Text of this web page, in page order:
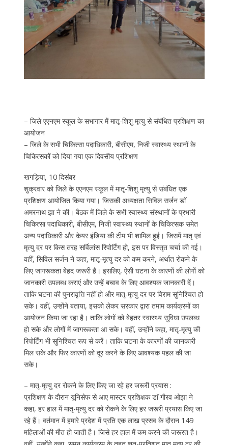
– जिले एएनएम स्कूल के सभागार में मातृ-शिशु मृत्यु से संबंधित प्रशिक्षण का
आयोजन
– जिले के सभी चिकित्सा पदाधिकारी, बीसीएम, निजी स्वास्थ्य स्थानों के
चिकित्सकों को दिया गया एक दिवसीय प्रशिक्षण
खगड़िया, 10 दिसंबर
शुक्रवार को जिले के एएनएम स्कूल में मातृ-शिशु मृत्यु से संबंधित एक
प्रशिक्षण आयोजित किया गया। जिसकी अध्यक्षता सिविल सर्जन डाॅ
अमरनाथ झा ने की। बैठक में जिले के सभी स्वास्थ्य संस्थानों के प्रभारी
चिकित्सा पदाधिकारी, बीसीएम, निजी स्वास्थ्य स्थानों के चिकित्सक समेत
अन्य पदाधिकारी और केयर इंडिया की टीम भी शामिल हुई। जिसमें मातृ एवं
मृत्यु दर पर किस तरह सर्विलांस रिपोर्टिंग हो, इस पर विस्तृत चर्चा की गई।
वहीं, सिविल सर्जन ने कहा, मातृ-मृत्यु दर को कम करने, अर्थात रोकने के
लिए जागरूकता बेहद जरूरी है। इसलिए, ऐसी घटना के कारणों की लोगों को
जानकारी उपलब्ध कराएं और उन्हें बचाव के लिए आवश्यक जानकारी दें।
ताकि घटना की पुनरावृत्ति नहीं हो और मातृ-मृत्यु दर पर विराम सुनिश्चित हो
सके। वहीं, उन्होंने बताया, इसको लेकर सरकार द्वारा तमाम कार्यक्रमों का
आयोजन किया जा रहा है। ताकि लोगों को बेहतर स्वास्थ्य सुविधा उपलब्ध
हो सके और लोगों में जागरूकता आ सके। वहीं, उन्होंने कहा, मातृ-मृत्यु की
रिपोर्टिंग भी सुनिश्चित रूप से करें। ताकि घटना के कारणों की जानकारी
मिल सके और फिर कारणों को दूर करने के लिए आवश्यक पहल की जा
सके।
– मातृ-मृत्यु दर रोकने के लिए किए जा रहे हर जरूरी प्रयास :
प्रशिक्षण के दौरान यूनिसेफ से आए मास्टर प्रशिक्षक डाॅ गौरव ओझा ने
कहा, हर हाल में मातृ-मृत्यु दर को रोकने के लिए हर जरूरी प्रयास किए जा
रहे हैं। वर्तमान में हमारे प्रदेश में प्रति एक लाख प्रसव के दौरान 149
महिलाओं की मौत हो जाती है। जिसे हर हाल में कम करने की जरूरत है।